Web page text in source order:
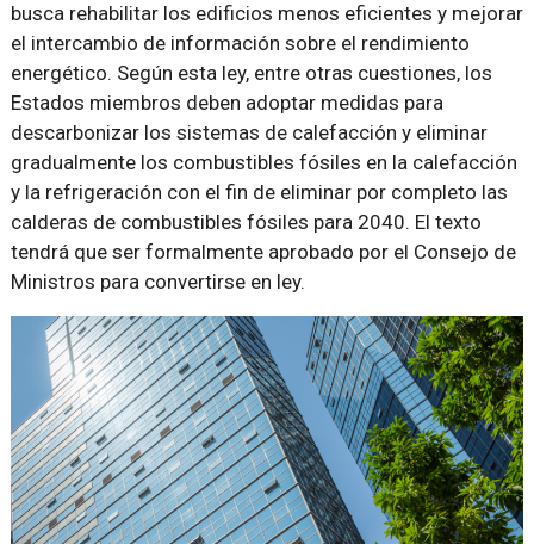
busca rehabilitar los edificios menos eficientes y mejorar
el intercambio de información sobre el rendimiento
energético. Según esta ley, entre otras cuestiones, los
Estados miembros deben adoptar medidas para
descarbonizar los sistemas de calefacción y eliminar
gradualmente los combustibles fósiles en la calefacción
y la refrigeración con el fin de eliminar por completo las
calderas de combustibles fósiles para 2040. El texto
tendrá que ser formalmente aprobado por el Consejo de
Ministros para convertirse en ley.